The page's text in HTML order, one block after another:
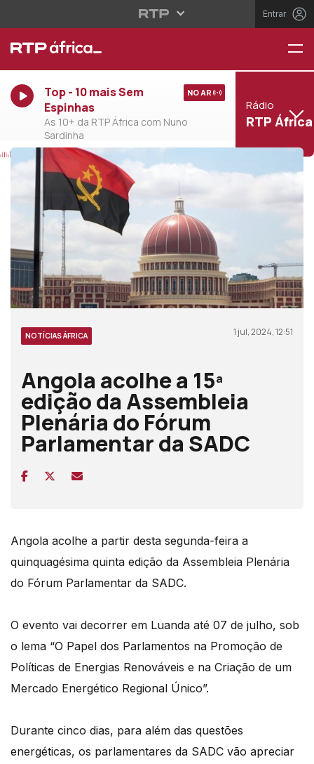
Entrar
Top - 10 mais Sem
Espinhas
As 10+ da RTP África com Nuno
Sardinha
NO AR
Rádio
RTP África
NOTÍCIAS ÁFRICA 1 jul, 2024, 12:51
Angola acolhe a 15ª
edição da Assembleia
Plenária do Fórum
Parlamentar da SADC
Angola acolhe a partir desta segunda-feira a
quinquagésima quinta edição da Assembleia Plenária
do Fórum Parlamentar da SADC.
O evento vai decorrer em Luanda até 07 de julho, sob
o lema “O Papel dos Parlamentos na Promoção de
Políticas de Energias Renováveis e na Criação de um
Mercado Energético Regional Único”.
Durante cinco dias, para além das questões
energéticas, os parlamentares da SADC vão apreciar